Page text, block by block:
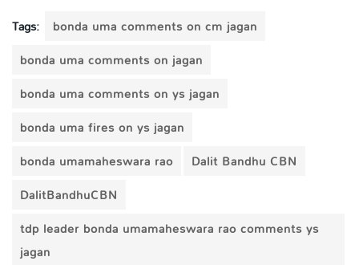
Tags:
bonda uma comments on cm jagan
bonda uma comments on jagan
bonda uma comments on ys jagan
bonda uma fires on ys jagan
bonda umamaheswara rao
Dalit Bandhu CBN
DalitBandhuCBN
tdp leader bonda umamaheswara rao comments ys
jagan